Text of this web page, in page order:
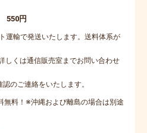
550円
運輸で発送いたします。送料体系が
しくは通信販売室までお問い合わせ
のご連絡をいたします。
無料！※沖縄および離島の場合は別途